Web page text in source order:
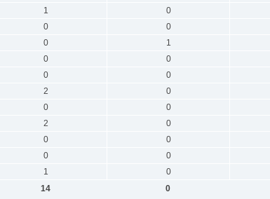
1 0
0 0
0 1
0 0
0 0
2 0
0 0
2 0
0 0
0 0
1 0
14 0